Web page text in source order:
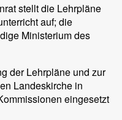
stellt die Lehrpläne
auf; die
Ministerium des
der Lehrpläne und zur
Landeskirche in
eingesetzt